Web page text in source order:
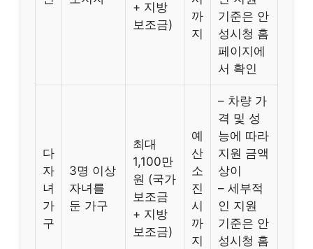
+ 지방
보조금)
까
지
기준은 안
성시청 홈
페이지에
서 확인
다
자
녀
가
구
3명 이상
자녀를
둔 가구
최대
1,100만
원 (국가
보조금
+ 지방
보조금)
예
산
소
진
시
까
지
– 차량 가
격 및 성
능에 따라
지원 금액
상이
– 세부적
인 지원
기준은 안
성시청 홈